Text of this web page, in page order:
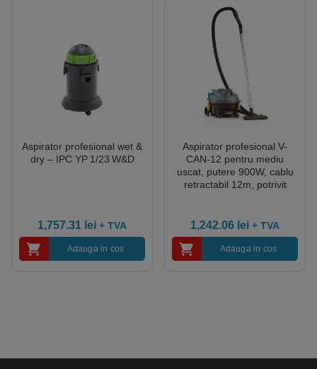
Aspirator profesional wet &
dry – IPC YP 1/23 W&D
1,757.31 lei + TVA
Adauga in cos
Aspirator profesional V-
CAN-12 pentru mediu
uscat, putere 900W, cablu
retractabil 12m, potrivit
1,242.06 lei + TVA
Adauga in cos